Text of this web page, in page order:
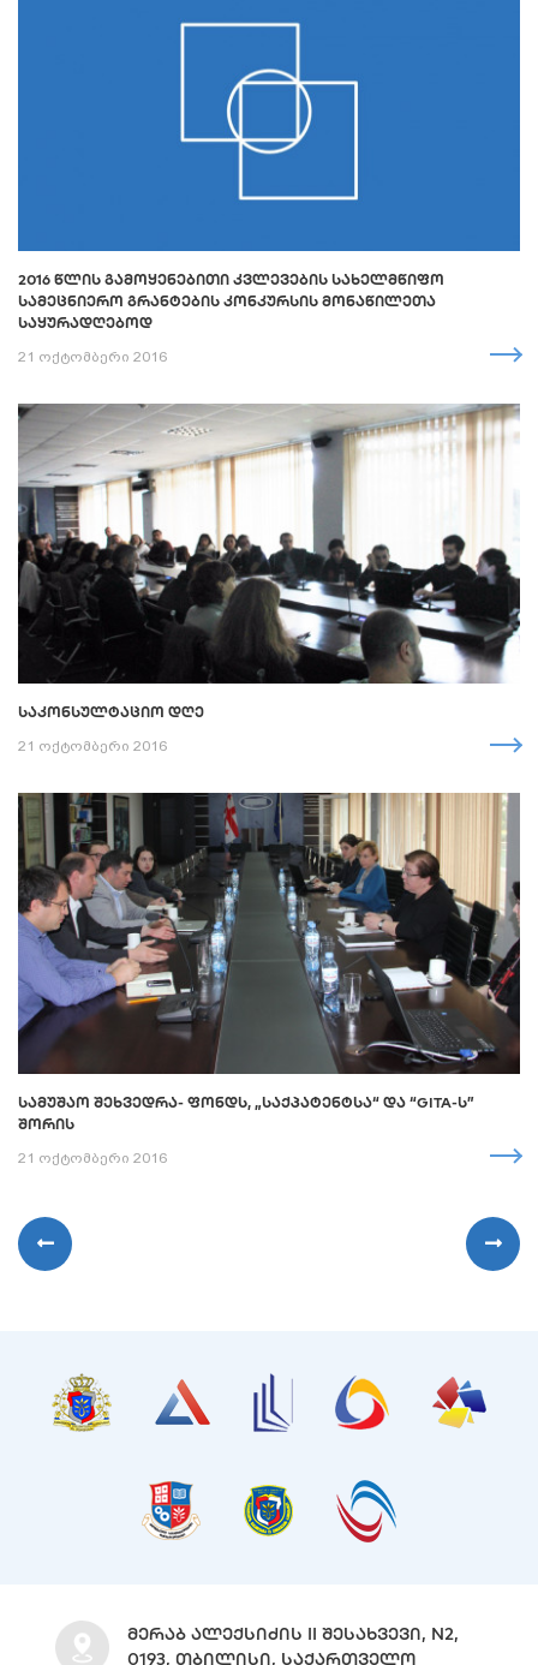
2016 ᲬᲚᲘᲡ ᲒᲐᲛᲝᲧᲔᲜᲔᲑᲘᲗᲘ ᲙᲕᲚᲔᲕᲔᲑᲘᲡ ᲡᲐᲮᲔᲚᲛᲬᲘᲤᲝ
ᲡᲐᲛᲔᲪᲜᲘᲔᲠᲝ ᲒᲠᲐᲜᲢᲔᲑᲘᲡ ᲙᲝᲜᲙᲣᲠᲡᲘᲡ ᲛᲝᲜᲐᲬᲘᲚᲔᲗᲐ
ᲡᲐᲧᲣᲠᲐᲓᲦᲔᲑᲝᲓ
21 ოქტომბერი 2016
ᲡᲐᲙᲝᲜᲡᲣᲚᲢᲐᲪᲘᲝ ᲓᲦᲔ
21 ოქტომბერი 2016
ᲡᲐᲛᲣᲨᲐᲝ ᲨᲔᲮᲕᲔᲓᲠᲐ- ᲤᲝᲜᲓᲡ, „ᲡᲐᲥᲞᲐᲢᲔᲜᲢᲡᲐ“ ᲓᲐ “GITA-Ს”
ᲨᲝᲠᲘᲡ
21 ოქტომბერი 2016
ᲛᲔᲠᲐᲑ ᲐᲚᲔᲥᲡᲘᲫᲘᲡ II ᲨᲔᲡᲐᲮᲕᲔᲕᲘ, N2,
0193, ᲗᲑᲘᲚᲘᲡᲘ, ᲡᲐᲥᲐᲠᲗᲕᲔᲚᲝ